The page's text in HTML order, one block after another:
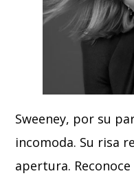
Sweeney, por su
incomoda. Su risa
apertura.